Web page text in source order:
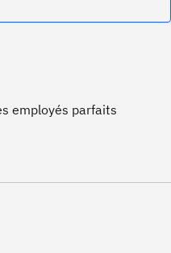
employés parfaits